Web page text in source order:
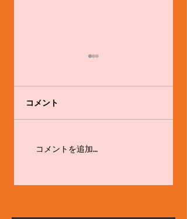
感心と戒め
コメント
コメントを追加…